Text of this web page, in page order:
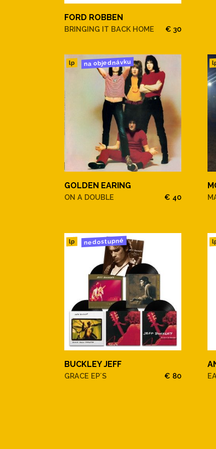
FORD ROBBEN
BRINGING IT BACK HOME € 30
lp na objednávku
GOLDEN EARING
ON A DOUBLE € 40
lp nedostupné
BUCKLEY JEFF
GRACE EP´S € 80